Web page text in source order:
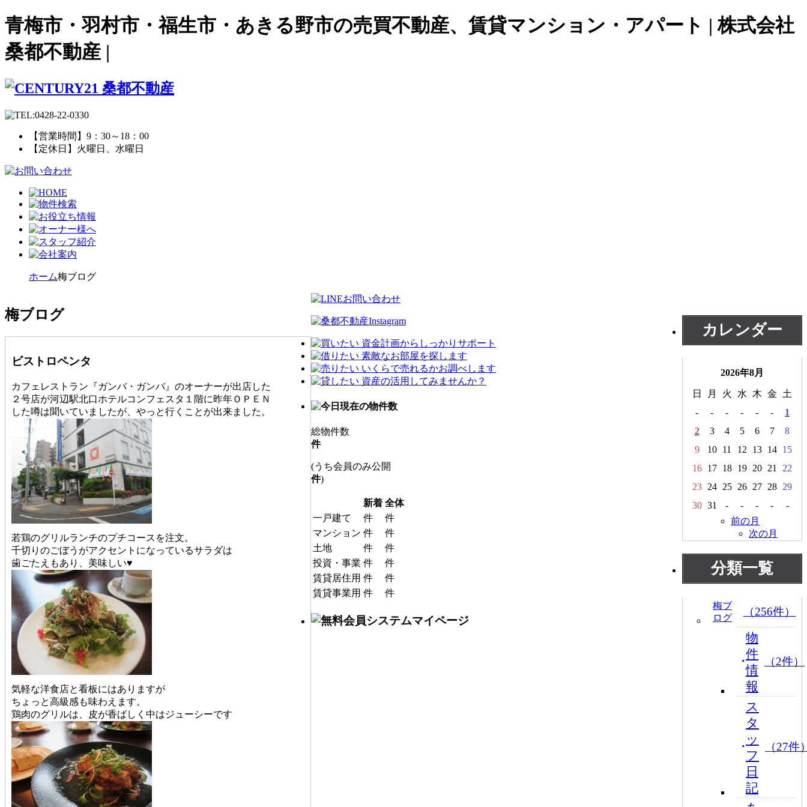
青梅市・羽村市・福生市・あきる野市の売買不動産、賃貸マンション・アパート | 株式会社
桑都不動産 |
【営業時間】9：30～18：00
【定休日】火曜日、水曜日
ホーム梅ブログ
梅ブログ
ビストロペンタ
カフェレストラン『ガンバ・ガンバ』のオーナーが出店した
２号店が河辺駅北口ホテルコンフェスタ１階に昨年ＯＰＥＮ
した噂は聞いていましたが、やっと行くことが出来ました。
若鶏のグリルランチのプチコースを注文。
千切りのごぼうがアクセントになっているサラダは
歯ごたえもあり、美味しい♥
気軽な洋食店と看板にはありますが
ちょっと高級感も味わえます。
鶏肉のグリルは、皮が香ばしく中はジューシーです
カレンダー
2026年8月
日 月 火 水 木 金
土
-
- - - - -
1
2
3 4 5 6 7
8
9
10 11 12 13 14
15
16
17 18 19 20 21
22
23
24 25 26 27 28
29
30 31 - - - -
-
前の月
次の月
分類一覧
梅ブ
ログ
（256件）
物
件
情
報
（2件）
ス
タ
ッ
フ
日
記
（27件
総物件数
件
(うち会員のみ公開
件)
新着 全体
一戸建て
件
件
マンション 件
件
土地
件
件
投資・事業 件
件
賃貸居住用 件
件
賃貸事業用 件 件